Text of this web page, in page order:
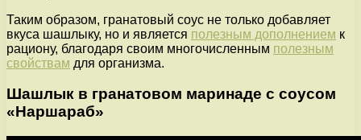
Таким образом, гранатовый соус не только добавляет
вкуса шашлыку, но и является полезным дополнением к
рациону, благодаря своим многочисленным полезным
свойствам для организма.
Шашлык в гранатовом маринаде с соусом
«Наршараб»